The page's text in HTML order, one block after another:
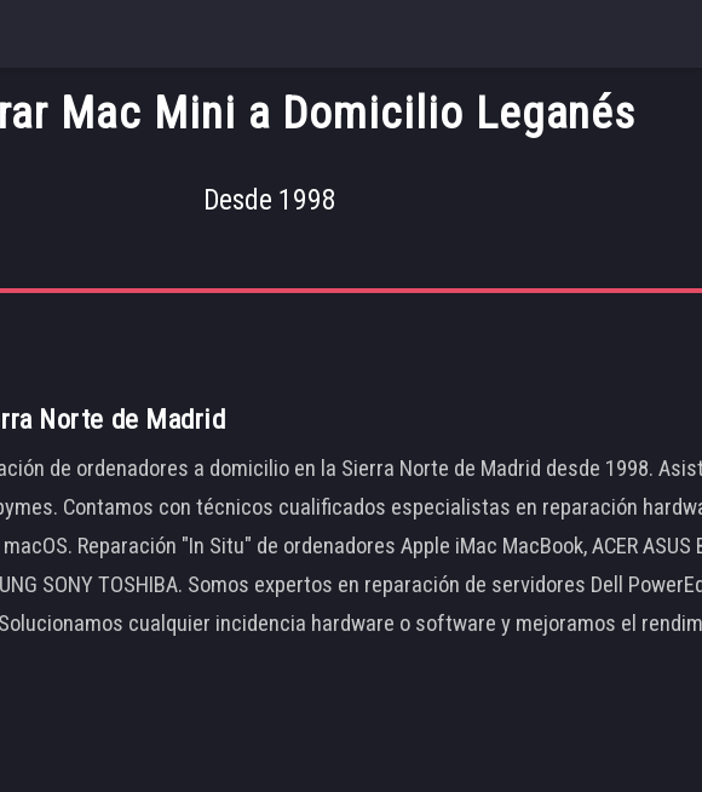
Mac Mini a Domicilio Leganés
Desde 1998
Norte de Madrid
de ordenadores a domicilio en la Sierra Norte de Madrid desde 1998.
Contamos con técnicos cualificados especialistas en reparación
Reparación "In Situ" de ordenadores Apple iMac MacBook, ACER ASUS
SONY TOSHIBA. Somos expertos en reparación de servidores Dell
cualquier incidencia hardware o software y mejoramos el